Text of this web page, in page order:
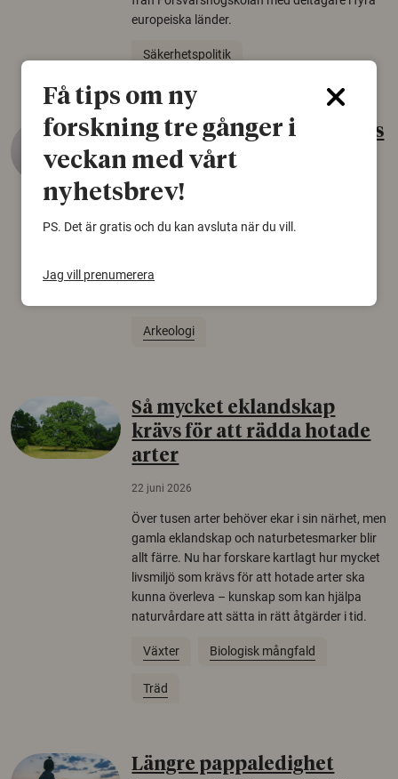
europeiska länder.
Säkerhetspolitik
Gammalt skinn var Sveriges
äldsta sko
22 juni 2026
skomode och beskrivs som mycket ovanligt i
Arkeologi
Så mycket eklandskap
krävs för att rädda hotade
arter
22 juni 2026
Över tusen arter behöver ekar i sin närhet, men
gamla eklandskap och naturbetesmarker blir
allt färre. Nu har forskare kartlagt hur mycket
livsmiljö som krävs för att hotade arter ska
kunna överleva – kunskap som kan hjälpa
naturvårdare att sätta in rätt åtgärder i tid.
Växter Biologisk mångfald
Träd
Längre pappaledighet
Få tips om ny
forskning tre gånger i
veckan med vårt
nyhetsbrev!
PS. Det är gratis och du kan avsluta när du vill.
Jag vill prenumerera